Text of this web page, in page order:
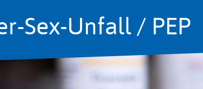
Sex-Unfall / PEP